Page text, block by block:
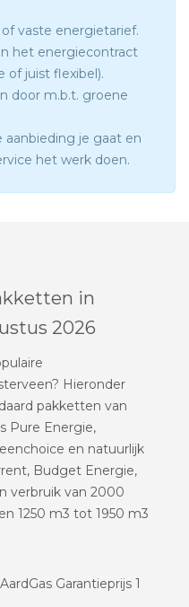
vaste energietarief.
het energiecontract
of juist flexibel).
door m.b.t. groene
aanbieding je gaat en
het werk doen.
in
2026
Hieronder
pakketten van
Pure Energie,
en natuurlijk
Budget Energie,
verbruik van 2000
1250 m3 tot 1950 m3
Garantieprijs 1